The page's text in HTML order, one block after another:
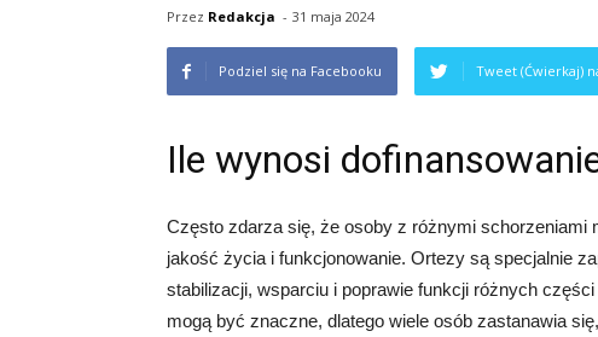
Przez Redakcja - 31 maja 2024
Podziel się na Facebooku Tweet (Ćwierkaj)
Ile wynosi
Często zdarza się, że osoby z różnymi
jakość życia i funkcjonowanie. Ortezy są specjalnie
stabilizacji, wsparciu i poprawie funkcji różnych
mogą być znaczne, dlatego wiele osób zastanawia